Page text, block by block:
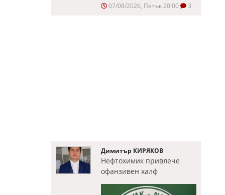
07/08/2026, Петък 20:00 3
Димитър КИРЯКОВ
Нефтохимик привлече
офанзивен халф